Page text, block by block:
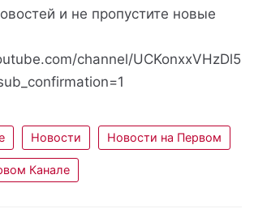
и не пропустите новые
channel/UCKonxxVHzDl5
Новости Новости на Первом
Канале